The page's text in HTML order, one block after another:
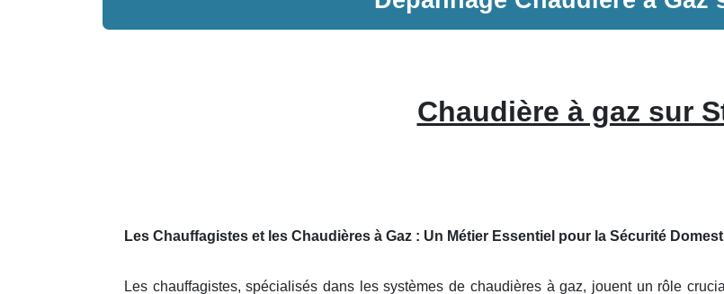
Chaudière à gaz sur
Les Chauffagistes et les Chaudières à Gaz : Un Métier Essentiel pour la Sécurité
Les chauffagistes, spécialisés dans les systèmes de chaudières à gaz, jouent un rôle